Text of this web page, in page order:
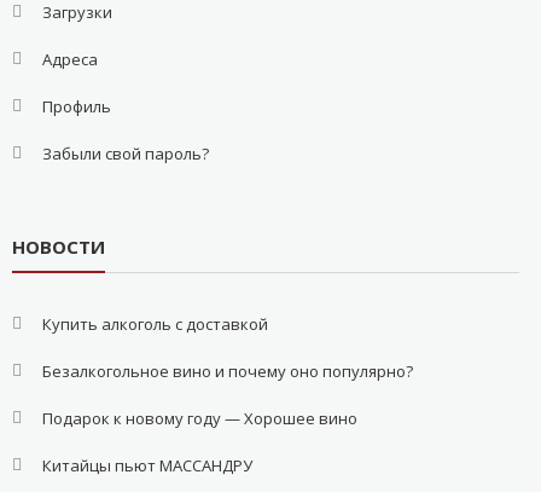
Загрузки
Адреса
Профиль
Забыли свой пароль?
НОВОСТИ
Купить алкоголь с доставкой
Безалкогольное вино и почему оно популярно?
Подарок к новому году — Хорошее вино
Китайцы пьют МАССАНДРУ